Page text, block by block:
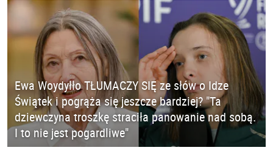
Ewa Woydyłło TŁUMACZY SIĘ ze słów o Idze
Świątek i pogrąża się jeszcze bardziej? "Ta
dziewczyna troszkę straciła panowanie nad sobą.
I to nie jest pogardliwe"